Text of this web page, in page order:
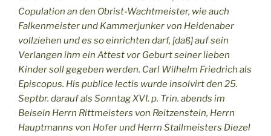
Copulation an den Obrist-Wachtmeister, wie auch
Falkenmeister und Kammerjunker von Heidenaber
vollziehen und es so einrichten darf, [daß] auf sein
Verlangen ihm ein Attest vor Geburt seiner lieben
Kinder soll gegeben werden. Carl Wilhelm Friedrich als
Episcopus. His publice lectis wurde insolvirt den 25.
Septbr. darauf als Sonntag XVI. p. Trin. abends im
Beisein Herrn Rittmeisters von Reitzenstein, Herrn
Hauptmanns von Hofer und Herrn Stallmeisters Diezel